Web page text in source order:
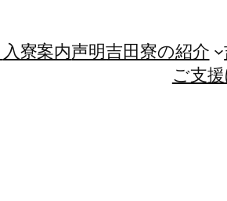
入寮案内声明吉田寮の紹介
ご支